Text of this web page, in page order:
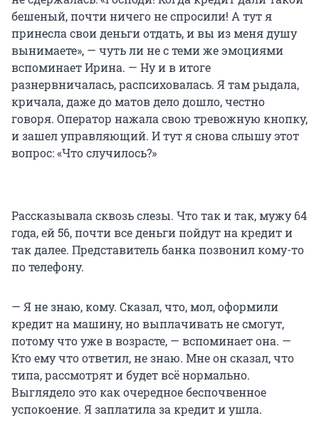
бешеный, почти ничего не спросили! А тут я
принесла свои деньги отдать, и вы из меня душу
вынимаете», — чуть ли не с теми же эмоциями
вспоминает Ирина. — Ну и в итоге
разнервничалась, распсиховалась. Я там рыдала,
кричала, даже до матов дело дошло, честно
говоря. Оператор нажала свою тревожную кнопку,
и зашел управляющий. И тут я снова слышу этот
вопрос: «Что случилось?»
Рассказывала сквозь слезы. Что так и так, мужу 64
года, ей 56, почти все деньги пойдут на кредит и
так далее. Представитель банка позвонил кому-то
по телефону.
— Я не знаю, кому. Сказал, что, мол, оформили
кредит на машину, но выплачивать не смогут,
потому что уже в возрасте, — вспоминает она. —
Кто ему что ответил, не знаю. Мне он сказал, что
типа, рассмотрят и будет всё нормально.
Выглядело это как очередное беспочвенное
успокоение. Я заплатила за кредит и ушла.